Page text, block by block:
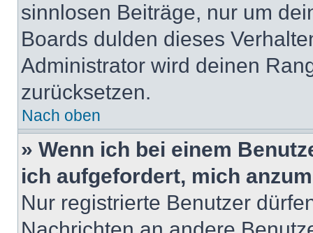
sinnlosen Beiträge, nur um
Boards dulden dieses
Administrator wird deinen
zurücksetzen.
Nach oben
» Wenn ich bei einem
ich aufgefordert, mich
Nur registrierte Benutzer